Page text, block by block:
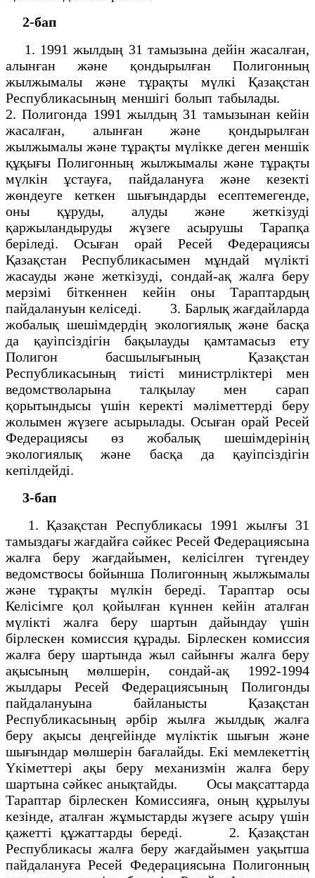
2-бап
1. 1991 жылдың 31 тамызына дейін жасалған,
алынған және қондырылған Полигонның
жылжымалы және тұрақты мүлкі Қазақстан
Республикасының меншігі болып табылады.
2. Полигонда 1991 жылдың 31 тамызынан кейін
жасалған, алынған және қондырылған
жылжымалы және тұрақты мүлікке деген меншік
құқығы Полигонның жылжымалы және тұрақты
мүлкін ұстауға, пайдалануға және кезекті
жөндеуге кеткен шығындарды есептемегенде,
оны құруды, алуды және жеткізуді
қаржыландыруды жүзеге асырушы Тарапқа
беріледі. Осыған орай Ресей Федерациясы
Қазақстан Республикасымен мұндай мүлікті
жасауды және жеткізуді, сондай-ақ жалға беру
мерзімі біткеннен кейін оны Тараптардың
пайдалануын келіседі. 3. Барлық жағдайларда
жобалық шешімдердің экологиялық және басқа
да қауіпсіздігін бақылауды қамтамасыз ету
Полигон басшылығының Қазақстан
Республикасының тиісті министрліктері мен
ведомстволарына талқылау мен сарап
қорытындысы үшін керекті мәліметтерді беру
жолымен жүзеге асырылады. Осыған орай Ресей
Федерациясы өз жобалық шешімдерінің
экологиялық және басқа да қауіпсіздігін
кепілдейді.
3-бап
1. Қазақстан Республикасы 1991 жылғы 31
тамыздағы жағдайға сәйкес Ресей Федерациясына
жалға беру жағдайымен, келісілген түгендеу
ведомствосы бойынша Полигонның жылжымалы
және тұрақты мүлкін береді. Тараптар осы
Келісімге қол қойылған күннен кейін аталған
мүлікті жалға беру шартын дайындау үшін
бірлескен комиссия құрады. Бірлескен комиссия
жалға беру шартында жыл сайынғы жалға беру
ақысының мөлшерін, сондай-ақ 1992-1994
жылдары Ресей Федерациясының Полигонды
пайдалануына байланысты Қазақстан
Республикасының әрбір жылға жылдық жалға
беру ақысы деңгейінде мүліктік шығын және
шығындар мөлшерін бағалайды. Екі мемлекеттің
Үкіметтері ақы беру механизмін жалға беру
шартына сәйкес анықтайды. Осы мақсаттарда
Тараптар бірлескен Комиссияға, оның құрылуы
кезінде, аталған жұмыстарды жүзеге асыру үшін
қажетті құжаттарды береді. 2. Қазақстан
Республикасы жалға беру жағдайымен уақытша
пайдалануға Ресей Федерациясына Полигонның